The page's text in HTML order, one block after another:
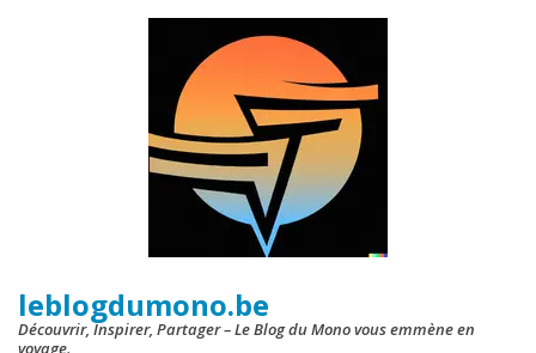
leblogdumono.be
Découvrir, Inspirer, Partager – Le Blog du Mono vous emmène en
voyage.